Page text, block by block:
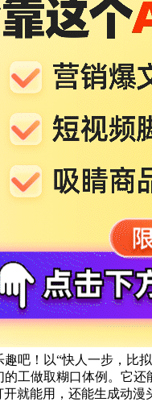
吧！以“快人一步，
工做取糊口体例。它
就能用，还能生成动